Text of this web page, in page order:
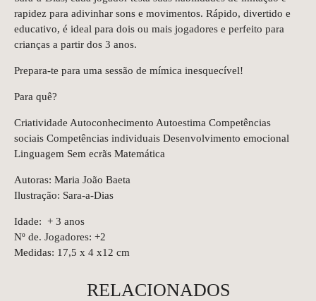
rapidez para adivinhar sons e movimentos. Rápido, divertido e
educativo, é ideal para dois ou mais jogadores e perfeito para
crianças a partir dos 3 anos.
Prepara-te para uma sessão de mímica inesquecível!
Para quê?
Criatividade Autoconhecimento Autoestima Competências
sociais Competências individuais Desenvolvimento emocional
Linguagem Sem ecrãs Matemática
Autoras: Maria João Baeta
Ilustração: Sara-a-Dias
Idade: + 3 anos
Nº de. Jogadores: +2
Medidas: 17,5 x 4 x12 cm
RELACIONADOS